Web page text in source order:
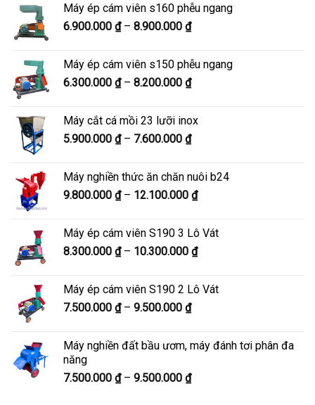
8.500.000 ₫
Máy ép cám viên s160 phễu ngang
6.900.000 ₫ – 8.900.000 ₫Khoảng
từ
6.900.000 ₫
đến
Máy ép cám viên s150 phễu ngang
6.300.000 ₫ – 8.200.000 ₫Khoảng
6.300.000 ₫
đến
Máy cắt cá mồi 23 lưỡi inox
5.900.000 ₫ – 7.600.000 ₫Khoảng
5.900.000 ₫
đến
Máy nghiền thức ăn chăn nuôi b24
9.800.000 ₫ – 12.100.000 ₫Khoảng
9.800.000 ₫
đến
Máy ép cám viên S190 3 Lô Vát
8.300.000 ₫ – 10.300.000 ₫Khoảng
8.300.000 ₫
Máy ép cám viên S190 2 Lô Vát
7.500.000 ₫ – 9.500.000 ₫Khoảng
7.500.000 ₫
9.500.000 ₫
Máy nghiền đất bầu ươm, máy đánh tơi phân đa
năng
7.500.000 ₫ – 9.500.000 ₫Khoảng